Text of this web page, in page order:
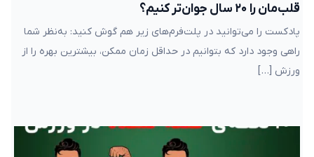
قلب‌مان را ۲۰ سال جوان‌تر کنیم؟
پادکست را می‌توانید در پلت‌فرم‌های زیر هم گوش کنید: به‌نظر شما
راهی وجود دارد که بتوانیم در حداقل زمان ممکن، بیشترین بهره را از
ورزش […]